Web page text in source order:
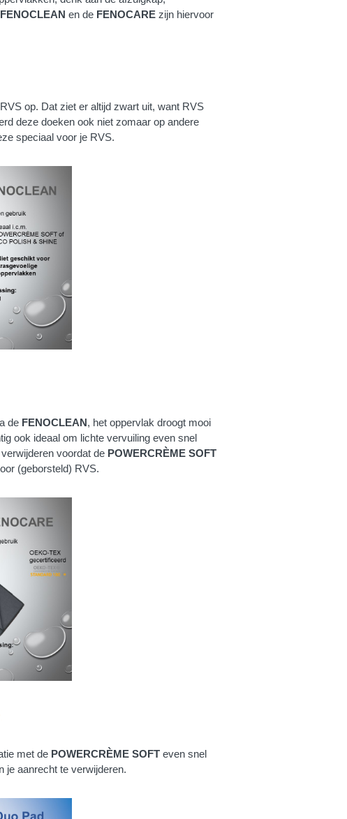
FENOCLEAN en de FENOCARE zijn hiervoor
op. Dat ziet er altijd zwart uit, want RVS
deze doeken ook niet zomaar op andere
speciaal voor je RVS.
de FENOCLEAN, het oppervlak droogt mooi
ook ideaal om lichte vervuiling even snel
voordat de POWERCRÈME SOFT
(geborsteld) RVS.
met de POWERCRÈME SOFT even snel
je aanrecht te verwijderen.